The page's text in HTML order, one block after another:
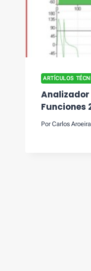
ARTÍCULOS
Analizador
Funciones
Por Carlos Aroeira